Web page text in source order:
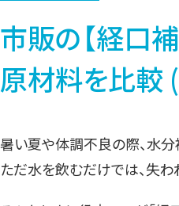
市販の【経口
原材料を比較
暑い夏や体調不良の際、水分
ただ水を飲むだけでは、失